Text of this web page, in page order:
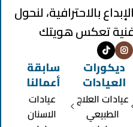
بالاحترافية، لنحول
تعكس هويتك
ديكورات
العيادات
عيادات العلاج
الطبيعي
سابقة
أعمالنا
عيادات
الاسنان